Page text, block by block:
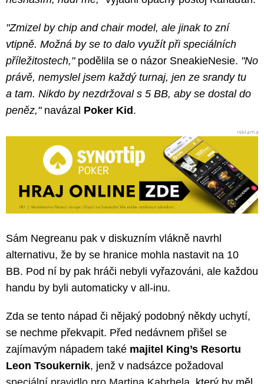
"Zmizel by chip and chair model, ale jinak to zní
vtipně. Možná by se to dalo využít při speciálních
příležitostech,"podělila se o názor SneakieNesie. "No
právě, nemyslel jsem každý turnaj, jen ze srandy tu
a tam. Nikdo by nezdržoval s 5 BB, aby se dostal do
peněz,"navázal Poker Kid .
Sám Negreanu pak v diskuzním vlákně navrhl
alternativu, že by se hranice mohla nastavit na 10
BB. Pod ní by pak hráči nebyli vyřazováni, ale každou
handu by byli automaticky v all-inu.
Zda se tento nápad či nějaký podobný někdy uchytí,
se nechme překvapit. Před nedávnem přišel se
zajímavým nápadem také majitel King’s Resortu
Leon Tsoukernik, jenž v nadsázce požadoval